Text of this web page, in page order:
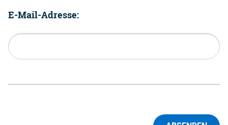
E-Mail-Adresse: